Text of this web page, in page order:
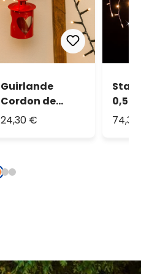
Guirlande
Cordon de
lumière 20,5 m,
24,30 €
0,5